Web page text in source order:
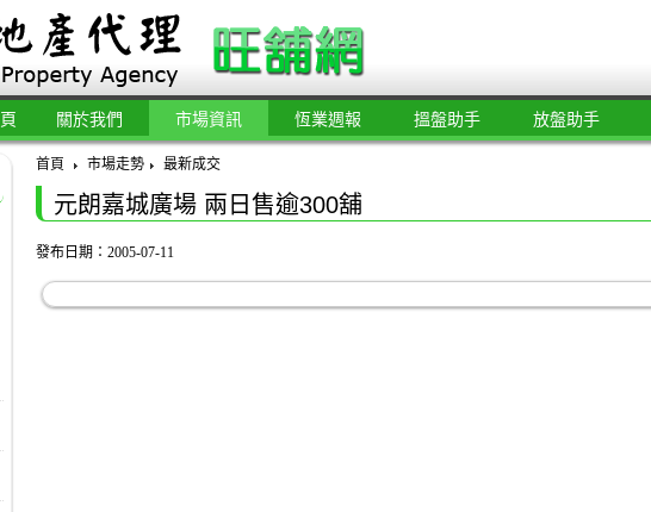
關於我們 市場資訊 恆業週報 搵盤助手 放盤助手
首頁 市場走勢 最新成交
元朗嘉城廣場 兩日售逾300舖
發布日期：2005-07-11